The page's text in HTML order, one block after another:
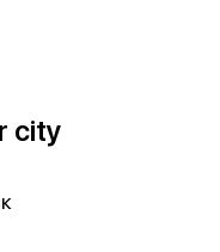
city